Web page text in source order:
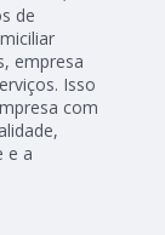
de
empresa
Isso
com
e a